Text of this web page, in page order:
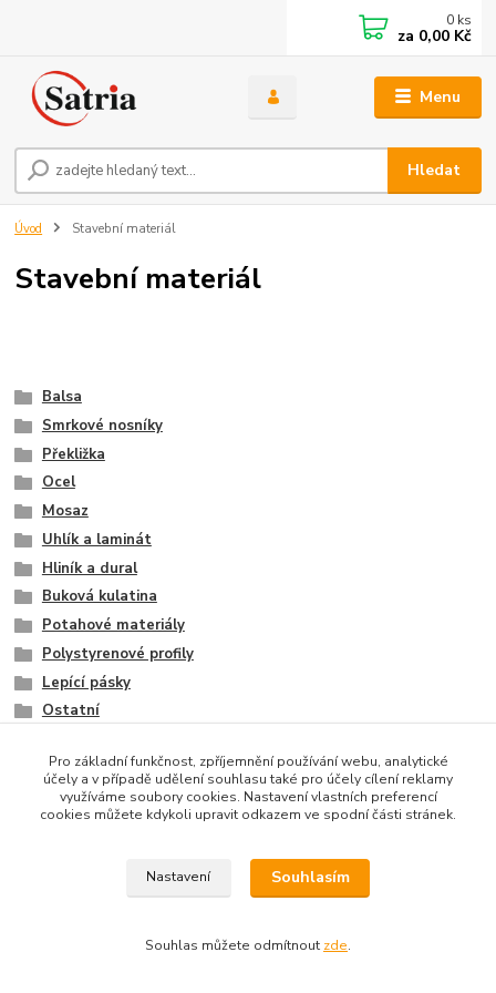
Menu
Hledat
0 ks
za 0,00 Kč
Úvod Stavební materiál
Stavební materiál
Balsa
Smrkové nosníky
Překližka
Ocel
Mosaz
Uhlík a laminát
Hliník a dural
Buková kulatina
Potahové materiály
Polystyrenové profily
Lepící pásky
Ostatní
Vytvořeno na Eshop-rychle.cz
Pro základní funkčnost, zpříjemnění používání webu, analytické
účely a v případě udělení souhlasu také pro účely cílení reklamy
využíváme soubory cookies. Nastavení vlastních preferencí
cookies můžete kdykoli upravit odkazem ve spodní části stránek.
Nastavení Souhlasím
Souhlas můžete odmítnout zde.